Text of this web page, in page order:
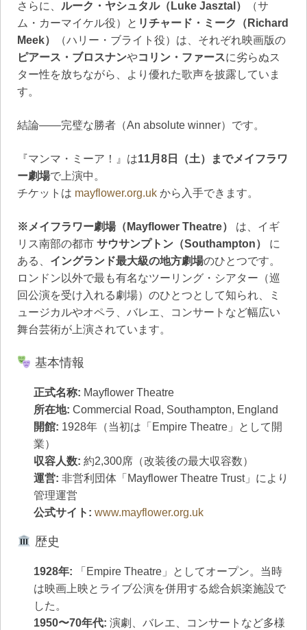
さらに、 ルーク・ヤシュタル（Luke Jasztal）
（サ
ム・カーマイケル役）と リチャード・ミーク（Richard
Meek）
（ハリー・ブライト役）は、それぞれ映画版の
ピアース・ブロスナンやコリン・ファースに劣らぬス
ター性を放ちながら、より優れた歌声を披露していま
す。
結論――完璧な勝者（An absolute winner）です。
『マンマ・ミーア！』は11月8日（土）までメイフラワ
ー劇場で上演中。
チケットは mayflower.org.uk から入手できます。
※メイフラワー劇場（Mayflower Theatre）
は、イギ
リス南部の都市 サウサンプトン（Southampton）
に
ある、 イングランド最大級の地方劇場のひとつです。
ロンドン以外で最も有名なツーリング・シアター（巡
回公演を受け入れる劇場）のひとつとして知られ、ミ
ュージカルやオペラ、バレエ、コンサートなど幅広い
舞台芸術が上演されています。
基本情報
正式名称: Mayflower Theatre
所在地: Commercial Road, Southampton, England
開館: 1928年（当初は「Empire Theatre」として開
業）
収容人数: 約2,300席（改装後の最大収容数）
運営: 非営利団体「Mayflower Theatre Trust」により
管理運営
公式サイト: www.mayflower.org.uk
歴史
1928年: 「Empire Theatre」としてオープン。当時
は映画上映とライブ公演を併用する総合娯楽施設で
した。
1950〜70年代: 演劇、バレエ、コンサートなど多様